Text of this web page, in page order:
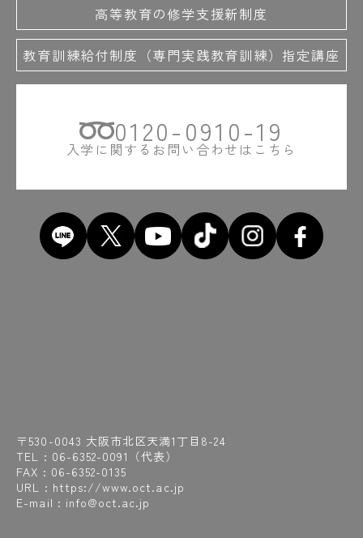
〒530-0043 大阪市北区天満1丁目8-24
TEL : 06-6352-0091 （代表）
FAX : 06-6352-0135
URL : https://www.oct.ac.jp
E-mail : info@oct.ac.jp
0120-0910-19
入学に関するお問い合わせはこちら
高等教育の修学支援新制度
教育訓練給付制度（専門実践教育訓練）指定講座